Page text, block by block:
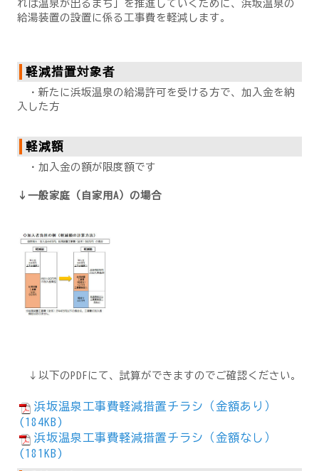
れば温泉が出るまち」を推進していくために、浜坂温泉の
給湯装置の設置に係る工事費を軽減します。
軽減措置対象者
・新たに浜坂温泉の給湯許可を受ける方で、加入金を納
入した方
軽減額
・加入金の額が限度額です
↓一般家庭（自家用A）の場合
↓以下のPDFにて、試算ができますのでご確認ください。
浜坂温泉工事費軽減措置チラシ（金額あり）
(184KB)
浜坂温泉工事費軽減措置チラシ（金額なし）
(181KB)